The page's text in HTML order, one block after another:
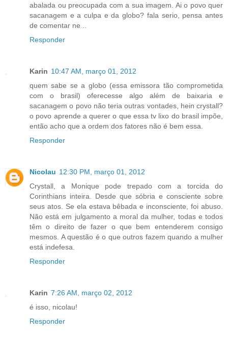
abalada ou preocupada com a sua imagem. Ai o povo quer
sacanagem e a culpa e da globo? fala serio, pensa antes
de comentar ne ..
Responder
Karin 10:47 AM, março 01, 2012
quem sabe se a globo (essa emissora tão comprometida
com o brasil) oferecesse algo além de baixaria e
sacanagem o povo não teria outras vontades, hein crystall?
o povo aprende a querer o que essa tv lixo do brasil impõe,
então acho que a ordem dos fatores não é bem essa.
Responder
Nicolau 12:30 PM, março 01, 2012
Crystall, a Monique pode trepado com a torcida do
Corinthians inteira. Desde que sóbria e consciente sobre
seus atos. Se ela estava bêbada e inconsciente, foi abuso.
Não está em julgamento a moral da mulher, todas e todos
têm o direito de fazer o que bem entenderem consigo
mesmos. A questão é o que outros fazem quando a mulher
está indefesa.
Responder
Karin 7:26 AM, março 02, 2012
é isso, nicolau!
Responder